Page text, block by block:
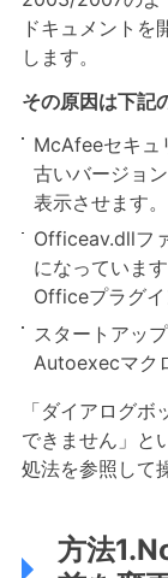
ドキュメントを
します。
その原因は下記
McAfeeセキュ
古いバージョ
表示させます。
Officeav.dllフ
になっていま
Officeプラグイ
スタートアッ
Autoexecマク
「ダイアログ
できません」と
処法を参照して
方法